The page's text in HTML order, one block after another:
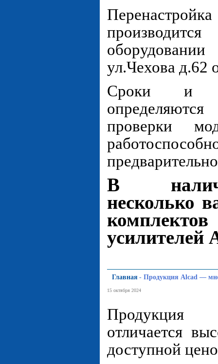
ул.Чехова д.62
Сроки и
проверки
В
несколько
усилителей
Главная - Продукция Alcad —
15 октября 2024
Продукция
отличается
доступной